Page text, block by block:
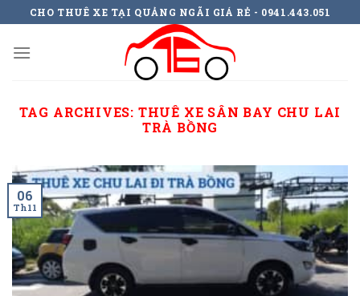
to
content
CHO THUÊ XE TẠI QUẢNG NGÃI GIÁ RẺ - 0941.443.051
TAG ARCHIVES: THUÊ XE SÂN BAY CHU LAI
TRÀ BỒNG
06
Th11